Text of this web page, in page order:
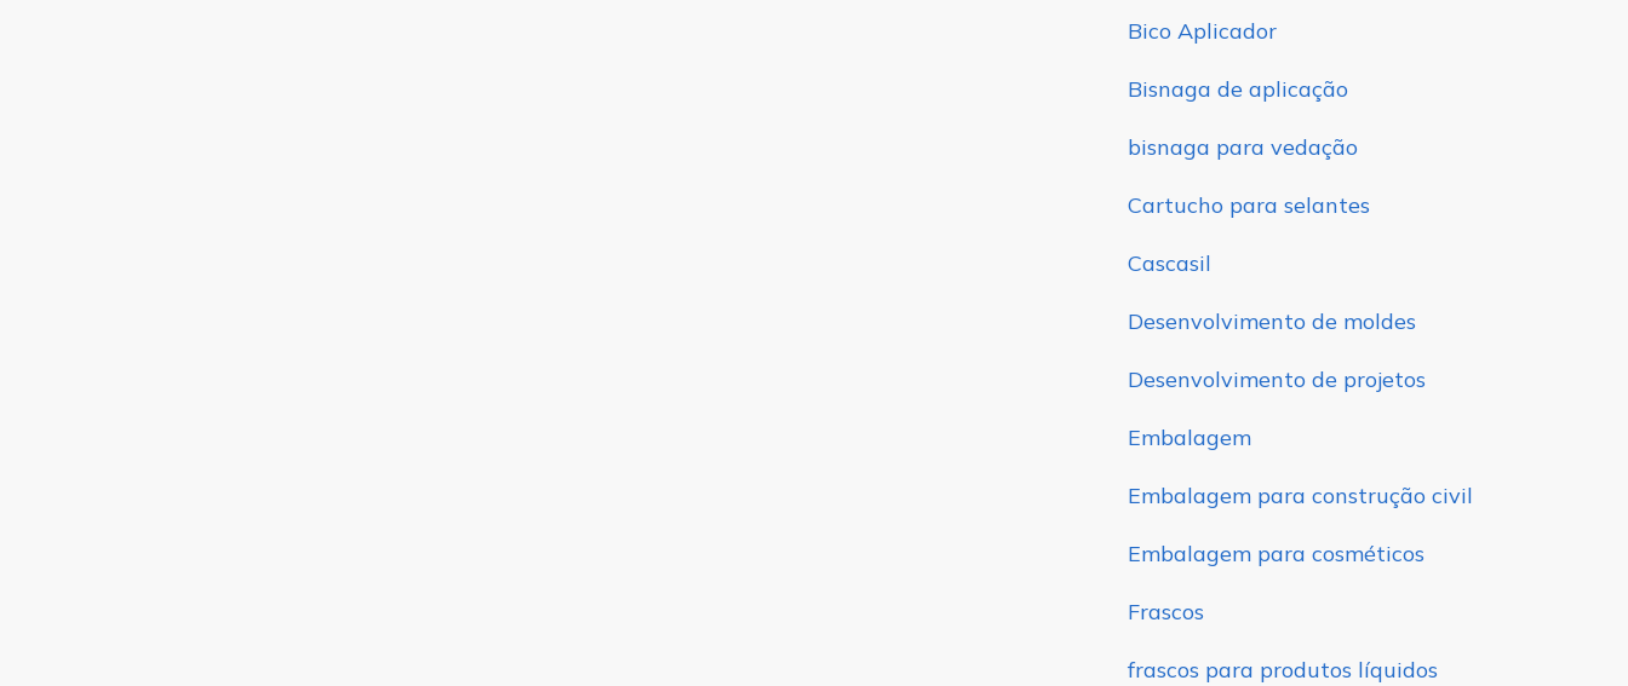
Bico Aplicador
Bisnaga de aplicação
bisnaga para vedação
Cartucho para selantes
Cascasil
Desenvolvimento de moldes
Desenvolvimento de projetos
Embalagem
Embalagem para construção civil
Embalagem para cosméticos
Frascos
frascos para produtos líquidos